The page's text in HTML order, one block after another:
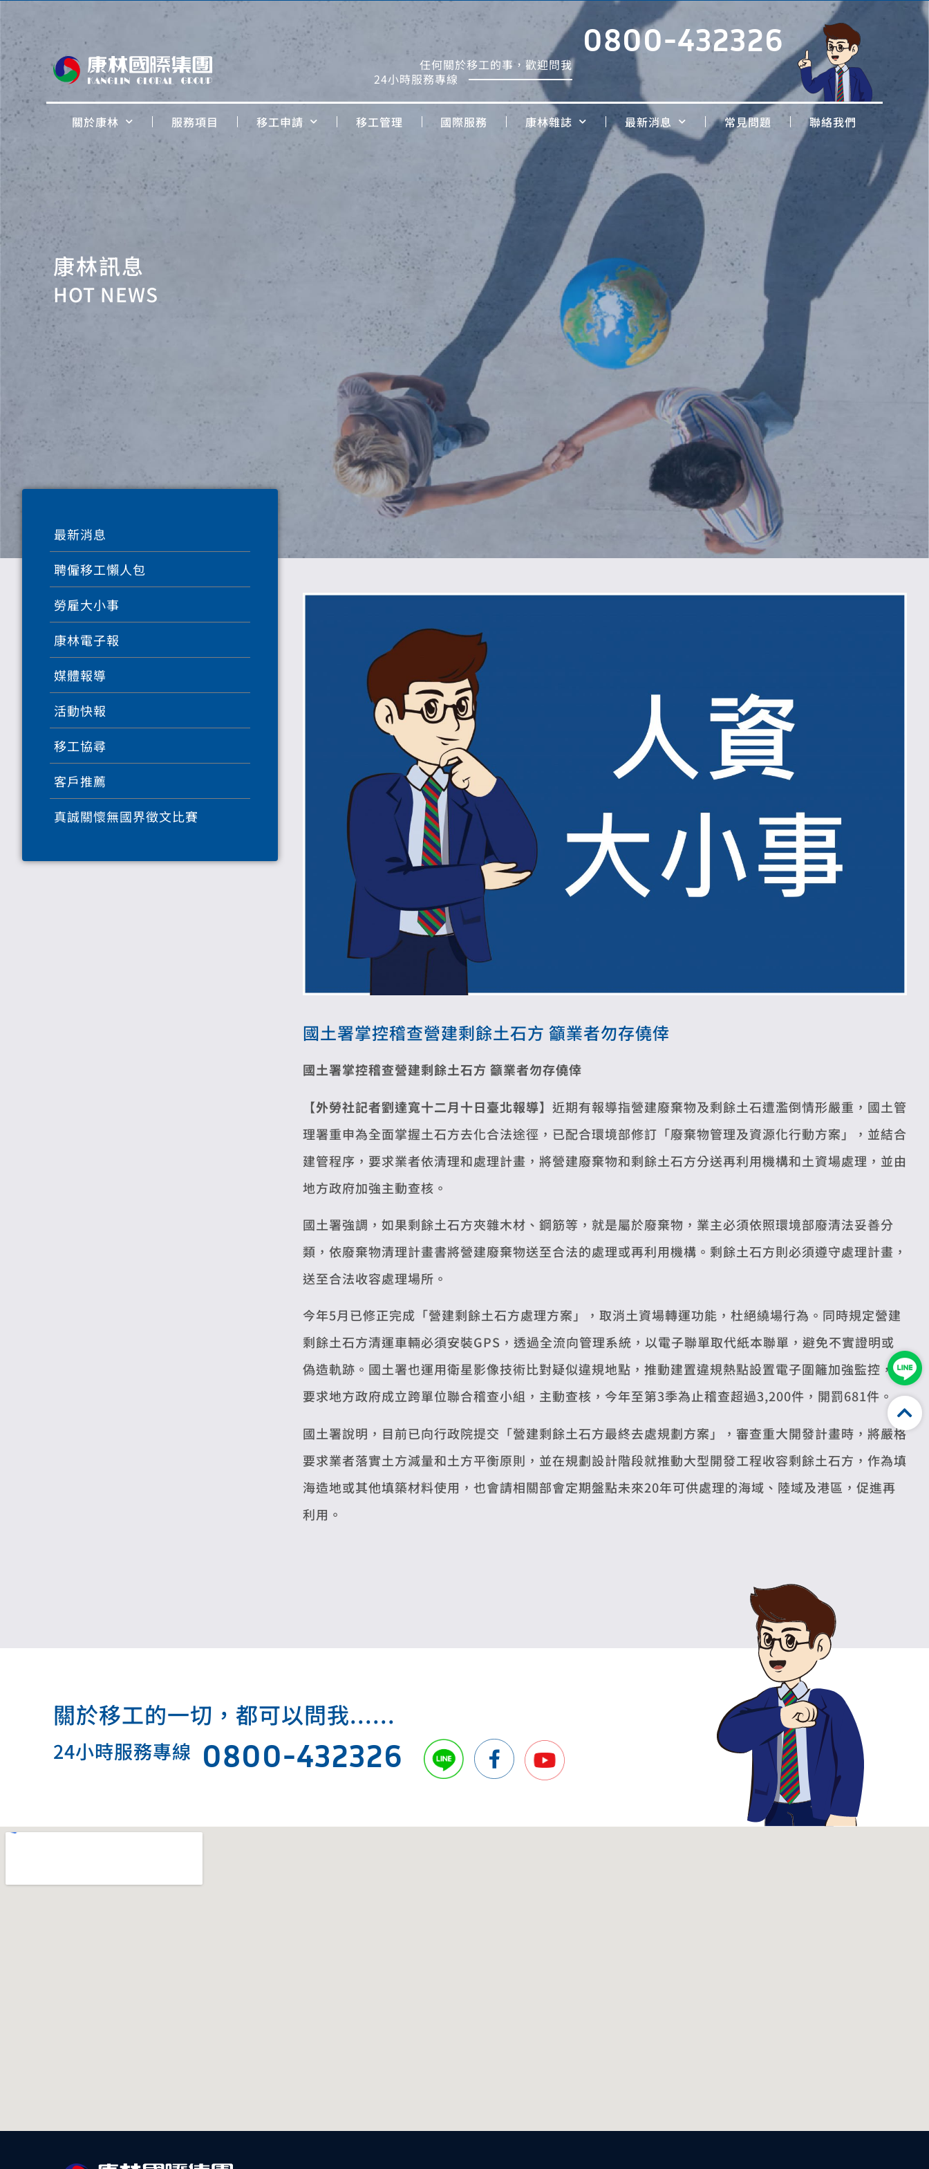
任何關於移工的事，歡迎問我
24小時服務專線
0800-432326
關於康林 服務項目 移工申請 移工管理 國際服務 康林雜誌 最新消息 常見問題 聯絡我們
康林訊息
HOT NEWS
最新消息
聘僱移工懶人包
勞雇大小事
康林電子報
媒體報導
活動快報
移工協尋
客戶推薦
真誠關懷無國界徵文比賽
國土署掌控稽查營建剩餘土石方 籲業者勿存僥倖
國土署掌控稽查營建剩餘土石方 籲業者勿存僥倖
【外勞社記者劉達寬十二月十日臺北報導】 近期有報導指營建廢棄物及剩餘土石遭濫倒情形嚴重，國土管
理署重申為全面掌握土石方去化合法途徑，已配合環境部修訂「廢棄物管理及資源化行動方案」，並結合
建管程序，要求業者依清理和處理計畫，將營建廢棄物和剩餘土石方分送再利用機構和土資場處理，並由
地方政府加強主動查核。
國土署強調，如果剩餘土石方夾雜木材、鋼筋等，就是屬於廢棄物，業主必須依照環境部廢清法妥善分
類，依廢棄物清理計畫書將營建廢棄物送至合法的處理或再利用機構。剩餘土石方則必須遵守處理計畫，
送至合法收容處理場所。
今年5月已修正完成「營建剩餘土石方處理方案」，取消土資場轉運功能，杜絕繞場行為。同時規定營建
剩餘土石方清運車輛必須安裝GPS，透過全流向管理系統，以電子聯單取代紙本聯單，避免不實證明或
偽造軌跡。國土署也運用衛星影像技術比對疑似違規地點，推動建置違規熱點設置電子圍籬加強監控，並
要求地方政府成立跨單位聯合稽查小組，主動查核，今年至第3季為止稽查超過3,200件，開罰681件。
國土署說明，目前已向行政院提交「營建剩餘土石方最終去處規劃方案」，審查重大開發計畫時，將嚴格
要求業者落實土方減量和土方平衡原則，並在規劃設計階段就推動大型開發工程收容剩餘土石方，作為填
海造地或其他填築材料使用，也會請相關部會定期盤點未來20年可供處理的海域、陸域及港區，促進再
利用。
關於移工的一切，都可以問我......
24小時服務專線 0800-432326